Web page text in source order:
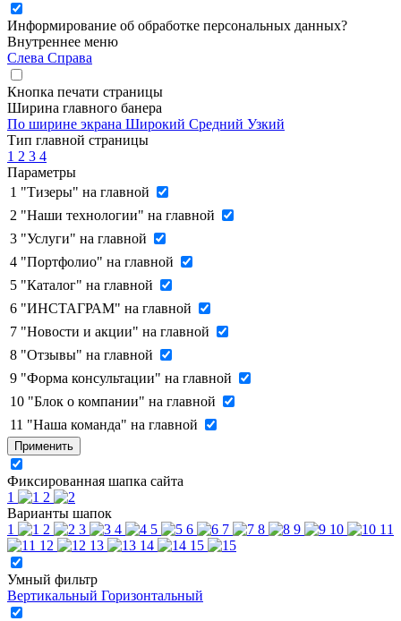
Информирование об обработке персональных данных?
Внутреннее меню
Слева Справа
Кнопка печати страницы
Ширина главного банера
По ширине экрана Широкий Средний Узкий
Тип главной страницы
1 2 3 4
Параметры
1 "Тизеры" на главной
2 "Наши технологии" на главной
3 "Услуги" на главной
4 "Портфолио" на главной
5 "Каталог" на главной
6 "ИНСТАГРАМ" на главной
7 "Новости и акции" на главной
8 "Отзывы" на главной
9 "Форма консультации" на главной
10 "Блок о компании" на главной
11 "Наша команда" на главной
Применить
Фиксированная шапка сайта
1
2
Варианты шапок
1
2 3 4 5 6 7 8 9 10
11
12
13 14 15
Умный фильтр
Вертикальный Горизонтальный